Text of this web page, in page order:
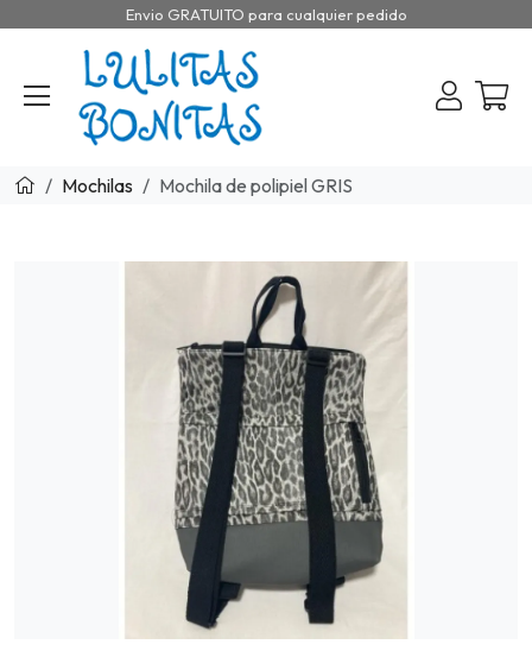
Envio GRATUITO para cualquier pedido
Mochilas Mochila de polipiel GRIS